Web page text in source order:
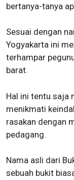
bertanya-tanya
Sesuai dengan
Yogyakarta ini
terhampar
barat.
Hal ini tentu saja
menikmati
rasakan dengan
pedagang.
Nama asli dari
sebuah bukit